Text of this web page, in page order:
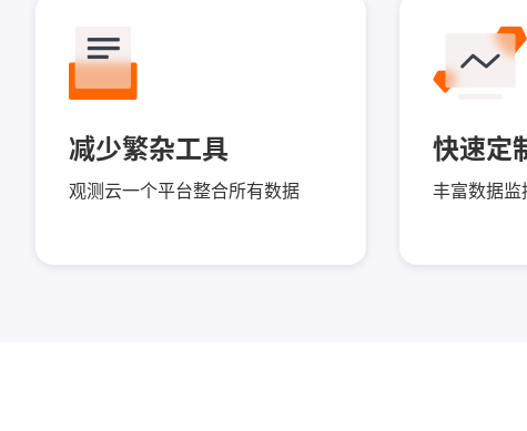
减少繁杂工具
观测云一个平台整合所有数据
快速定
丰富数据监